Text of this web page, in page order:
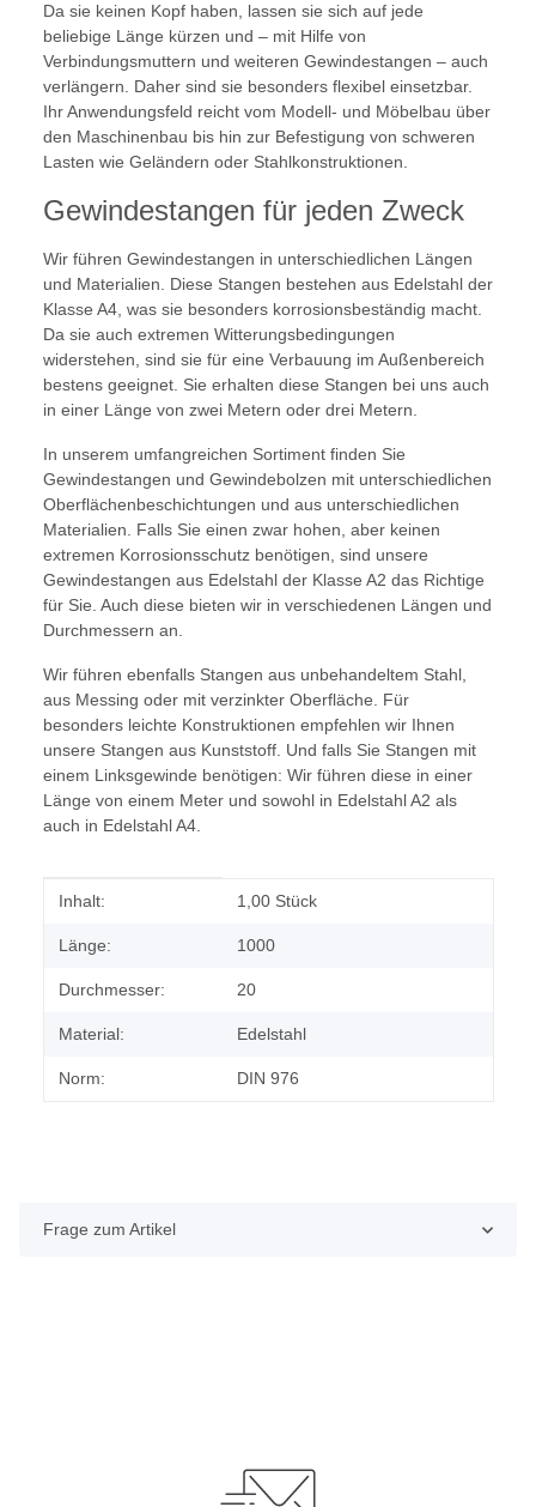
Da sie keinen Kopf haben, lassen sie sich auf jede
beliebige Länge kürzen und – mit Hilfe von
Verbindungsmuttern und weiteren Gewindestangen – auch
verlängern. Daher sind sie besonders flexibel einsetzbar.
Ihr Anwendungsfeld reicht vom Modell- und Möbelbau über
den Maschinenbau bis hin zur Befestigung von schweren
Lasten wie Geländern oder Stahlkonstruktionen.
Gewindestangen für jeden Zweck
Wir führen Gewindestangen in unterschiedlichen Längen
und Materialien. Diese Stangen bestehen aus Edelstahl der
Klasse A4, was sie besonders korrosionsbeständig macht.
Da sie auch extremen Witterungsbedingungen
widerstehen, sind sie für eine Verbauung im Außenbereich
bestens geeignet. Sie erhalten diese Stangen bei uns auch
in einer Länge von zwei Metern oder drei Metern.
In unserem umfangreichen Sortiment finden Sie
Gewindestangen und Gewindebolzen mit unterschiedlichen
Oberflächenbeschichtungen und aus unterschiedlichen
Materialien. Falls Sie einen zwar hohen, aber keinen
extremen Korrosionsschutz benötigen, sind unsere
Gewindestangen aus Edelstahl der Klasse A2 das Richtige
für Sie. Auch diese bieten wir in verschiedenen Längen und
Durchmessern an.
Wir führen ebenfalls Stangen aus unbehandeltem Stahl,
aus Messing oder mit verzinkter Oberfläche. Für
besonders leichte Konstruktionen empfehlen wir Ihnen
unsere Stangen aus Kunststoff. Und falls Sie Stangen mit
einem Linksgewinde benötigen: Wir führen diese in einer
Länge von einem Meter und sowohl in Edelstahl A2 als
auch in Edelstahl A4.
Produkteigenschaft
Wert
Inhalt: 1,00 Stück
Länge: 1000
Durchmesser: 20
Material: Edelstahl
Norm: DIN 976
Frage zum Artikel